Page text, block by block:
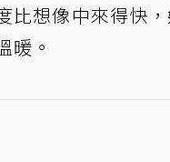
比想像中來得快
暖。